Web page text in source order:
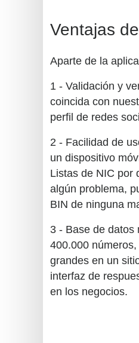
Ventajas
Aparte de la
1 - Validación y
coincida con
perfil de redes
2 - Facilidad de
un dispositivo
Listas de NIC por
algún problema,
BIN de ninguna
3 - Base de datos
400.000
grandes en un
interfaz de
en los negocios.